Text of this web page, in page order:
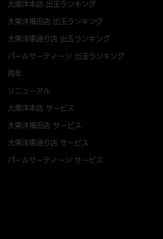
大東洋本店 出玉ランキング
大東洋梅田店 出玉ランキング
大東洋東通り店 出玉ランキング
パールサーティーン 出玉ランキング
周年
リニューアル
大東洋本店 サービス
大東洋梅田店 サービス
大東洋東通り店 サービス
パールサーティーン サービス